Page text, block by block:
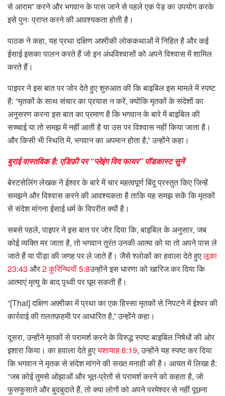
से आराम” करने और भगवान के पास जाने से पहले एक पेड़ का उपयोग करके
इसे पुनः प्राप्त करने की आवश्यकता होती है।
पाठक ने कहा, यह प्रथा दक्षिण अफ़्रीकी लोककथाओं में निहित है और कई
ईसाई इसका पालन करते हैं जो इन अंधविश्वासों को अपने विश्वास में शामिल
करते हैं।
पाइपर ने इस बात पर जोर देते हुए शुरुआत की कि बाइबिल इस मामले में स्पष्ट
है: “मृतकों के साथ संचार का प्रयास न करें, क्योंकि मृतकों के संदेशों का
अनुसरण करना इस बात का प्रमाण है कि भगवान के बारे में बाइबिल की
सच्चाई या तो समझ में नहीं आती है या उस पर विश्वास नहीं किया जाता है।
और किसी भी स्थिति में, भगवान का अपमान होता है,” उन्होंने कहा।
बुराई वास्तविक है: एडिफ़ी पर “प्लेइंग विद फायर” पॉडकास्ट सुनें
बेस्टसेलिंग लेखक ने ईश्वर के बारे में चार महत्वपूर्ण बिंदु प्रस्तुत किए जिन्हें
समझने और विश्वास करने की आवश्यकता है ताकि यह समझ सकें कि मृतकों
से संदेश मांगना ईसाई धर्म के विपरीत क्यों है।
सबसे पहले, पाइपर ने इस बात पर जोर दिया कि, बाइबिल के अनुसार, जब
कोई व्यक्ति मर जाता है, तो भगवान तुरंत उनकी आत्मा को या तो अपने पास ले
जाते हैं या पीड़ा की जगह पर ले जाते हैं। जैसे श्लोकों का हवाला देते हुएलूका
23:43 और2 कुरिन्थियों 5:8उन्होंने इस धारणा को खारिज कर दिया कि
आत्माएं मृत्यु के बाद पृथ्वी पर घूम सकती हैं।
“[That] दक्षिण अफ़्रीका में प्रथा का एक हिस्सा मृतकों से निपटने में ईश्वर की
कार्रवाई की ग़लतफ़हमी पर आधारित है,” उन्होंने कहा।
दूसरा, उन्होंने मृतकों से परामर्श करने के विरुद्ध स्पष्ट बाइबिल निषेधों की ओर
इशारा किया। का हवाला देते हुएयशायाह 8:19, उन्होंने यह स्पष्ट कर दिया
कि भगवान ने मृतक से संदेश मांगने की सख्त मनाही की है। आयत में लिखा है:
“जब कोई तुमसे ओझाओं और भूत-प्रेतों से परामर्श करने को कहता है, जो
फुसफुसाते और बुदबुदाते हैं, तो क्या लोगों को अपने परमेश्वर से नहीं पूछना